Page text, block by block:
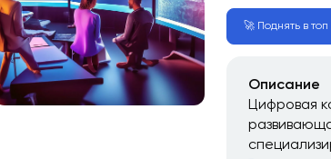
🚀 Поднять в топ
Описание
Цифровая